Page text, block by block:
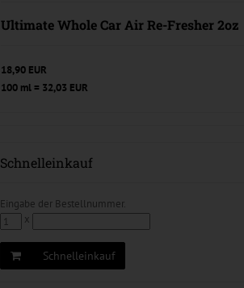
Ultimate Whole Car Air Re-Fresher 2oz
18,90 EUR
100 ml = 32,03 EUR
Schnelleinkauf
Eingabe der Bestellnummer.
x
Schnelleinkauf